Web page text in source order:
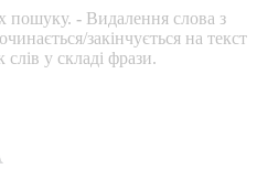
пошуку. - Видалення слова з
закінчується на текст
у складі фрази.